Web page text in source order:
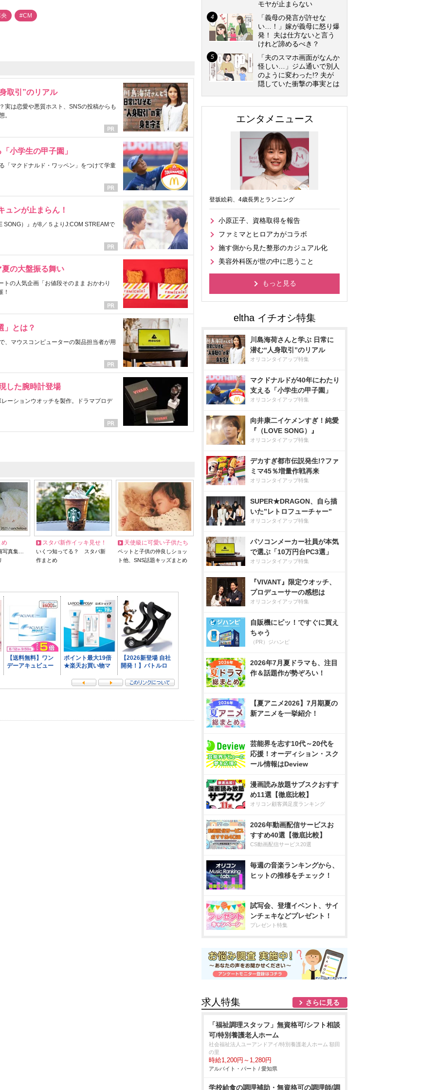
#CM
取引”のリアル
実は恋愛や悪質ホスト、SNSの投稿からも
。
小学生の甲子園」
「マクドナルド・ワッペン」をつけて学童
ュンが止まらん！
SONG）』が8／５よりJ:COM STREAMで
の大盤振る舞い
の人気企画「お値段そのまま おかわり
！
」とは？
、マウスコンピューターの製品担当者が用
した腕時計登場
ーションウオッチを製作。ドラマプロデ
め
写真集…
スタバ新作イッキ見せ！
いくつ知ってる？ スタバ新
作まとめ
天使級に可愛い子供たち
ペットと子供の仲良しショッ
ト他、SNS話題キッズまとめ
モヤが止まらない
「義母の発言が許せな
い…！」嫁が義母に怒り爆
発！ 夫は仕方ないと言う
けれど諦めるべき？
「夫のスマホ画面がなんか
怪しい…」ジム通いで別人
のように変わった!? 夫が
隠していた衝撃の事実とは
エンタメニュース
登坂絵莉、4歳長男とランニング
小原正子、資格取得を報告
ファミマとヒロアカがコラボ
施す側から見た整形のカジュアル化
美容外科医が世の中に思うこと
もっと見る
川島海荷さんと学ぶ 日常に
潜む“人身取引”のリアル
オリコンタイアップ特集
マクドナルドが40年にわたり
支える「小学生の甲子園」
オリコンタイアップ特集
向井康二イケメンすぎ！純愛
『（LOVE SONG）』
オリコンタイアップ特集
デカすぎ都市伝説発生!?ファ
ミマ45％増量作戦再来
オリコンタイアップ特集
SUPER★DRAGON、自ら描
いた”レトロフューチャー”
オリコンタイアップ特集
パソコンメーカー社員が本気
で選ぶ「10万円台PC3選」
オリコンタイアップ特集
『VIVANT』限定ウオッチ、
プロデューサーの感想は
オリコンタイアップ特集
自販機にピッ！ですぐに買え
ちゃう
（PR）ジハンピ
2026年7月夏ドラマも、注目
作＆話題作が勢ぞろい！
【夏アニメ2026】7月期夏の
新アニメを一挙紹介！
芸能界を志す10代～20代を
応援！オーディション・スク
ール情報はDeview
漫画読み放題サブスクおすす
め11選【徹底比較】
オリコン顧客満足度ランキング
2026年動画配信サービスお
すすめ40選【徹底比較】
CS動画配信サービス20選
毎週の音楽ランキングから、
ヒットの推移をチェック！
試写会、登壇イベント、サイ
ンチェキなどプレゼント！
プレゼント特集
求人特集 さらに見る
「福祉調理スタッフ」無資格可/シフト相談
可/特別養護老人ホーム
社会福祉法人ユーアンドアイ/特別養護老人ホーム 額田
の里
時給1,200円～1,280円
アルバイト・パート / 愛知県
学校給食の調理補助・無資格可の調理師/調